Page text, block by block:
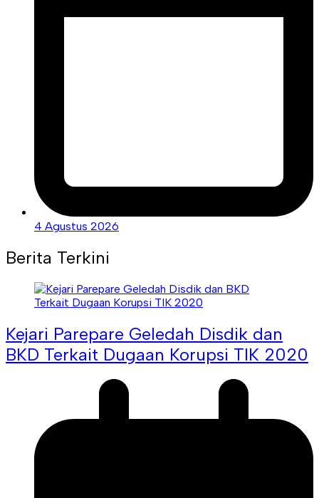
4 Agustus 2026
Berita Terkini
Kejari Parepare Geledah Disdik dan
BKD Terkait Dugaan Korupsi TIK 2020